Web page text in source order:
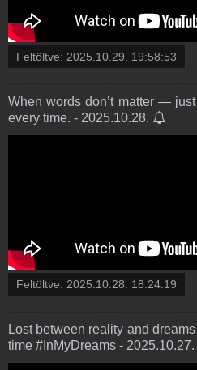
Feltöltve: 2025.10.29. 19:58:53
When words don’t matter —
every time. - 2025.10.28.
Feltöltve: 2025.10.28. 18:24:19
Lost between reality and
time #InMyDreams - 2025.10.27.